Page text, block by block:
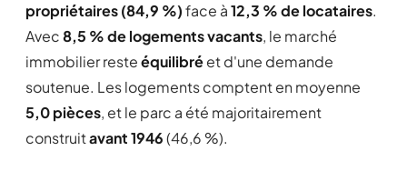
propriétaires (84,9 %)face à12,3 % de locataires.
Avec8,5 % de logements vacants, le marché
immobilier resteéquilibréet d'une demande
soutenue. Les logements comptent en moyenne
5,0 pièces, et le parc a été majoritairement
construitavant 1946(46,6 %).